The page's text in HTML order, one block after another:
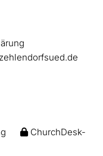
ChurchDesk-